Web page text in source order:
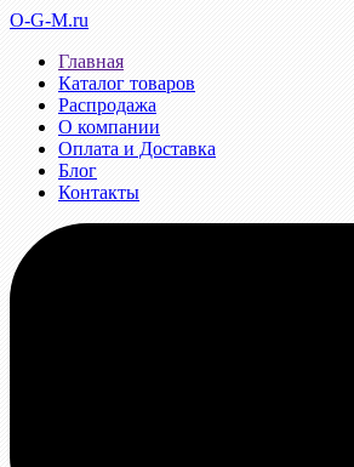
O-G-M.ru
Главная
Каталог товаров
Распродажа
О компании
Оплата и Доставка
Блог
Контакты